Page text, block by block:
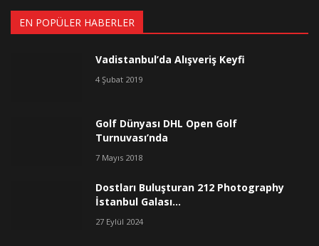
EN POPÜLER HABERLER
Vadistanbul’da Alışveriş Keyfi
4 Şubat 2019
Golf Dünyası DHL Open Golf
Turnuvası’nda
7 Mayıs 2018
Dostları Buluşturan 212 Photography
İstanbul Galası…
27 Eylül 2024